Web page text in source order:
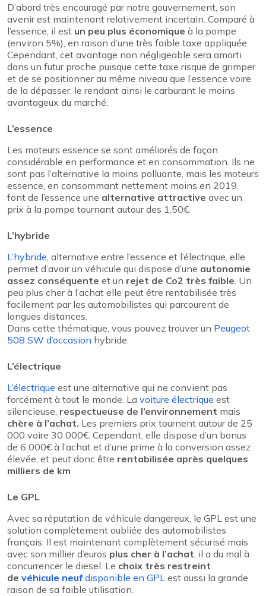
D’abord très encouragé par notre gouvernement, son
avenir est maintenant relativement incertain. Comparé à
l’essence, il est un peu plus économique à la pompe
(environ 5%), en raison d’une très faible taxe appliquée.
Cependant, cet avantage non négligeable sera amorti
dans un futur proche puisque cette taxe risque de grimper
et de se positionner au même niveau que l’essence voire
de la dépasser, le rendant ainsi le carburant le moins
avantageux du marché.
L’essence
Les moteurs essence se sont améliorés de façon
considérable en performance et en consommation. Ils ne
sont pas l’alternative la moins polluante, mais les moteurs
essence, en consommant nettement moins en 2019,
font de l’essence une alternative attractive avec un
prix à la pompe tournant autour des 1,50€.
L’hybride
L’hybride , alternative entre l’essence et l’électrique, elle
permet d’avoir un véhicule qui dispose d’une autonomie
assez conséquente et un rejet de Co2 très faible . Un
peu plus cher à l’achat elle peut être rentabilisée très
facilement par les automobilistes qui parcourent de
longues distances.
Dans cette thématique, vous pouvez trouver un Peugeot
508 SW d’occasion hybride.
L’électrique
L’électrique est une alternative qui ne convient pas
forcément à tout le monde. La voiture électrique est
silencieuse, respectueuse de l’environnement mais
chère à l’achat. Les premiers prix tournent autour de 25
000 voire 30 000€. Cependant, elle dispose d’un bonus
de 6 000€ à l’achat et d’une prime à la conversion assez
élevée, et peut donc être rentabilisée après quelques
milliers de km
Le GPL
Avec sa réputation de véhicule dangereux, le GPL est une
solution complètement oubliée des automobilistes
français. Il est maintenant complètement sécurisé mais
avec son millier d’euros plus cher à l’achat , il a du mal à
concurrencer le diesel. Le choix très restreint
de véhicule neufdisponible en GPL est aussi la grande
raison de sa faible utilisation.